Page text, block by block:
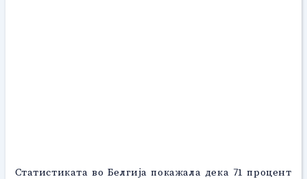
Статистиката во Белгија покажала дека 71 процент